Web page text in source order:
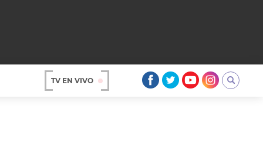
TV EN VIVO